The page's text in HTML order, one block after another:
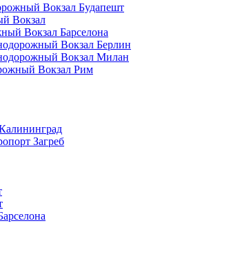
Вокзал Будапешт
Вокзал
Вокзал Барселона
Вокзал Берлин
Вокзал Милан
Вокзал Рим
Загреб